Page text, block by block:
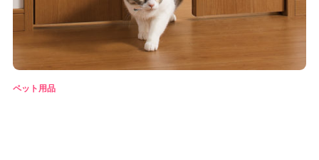
ペット用品